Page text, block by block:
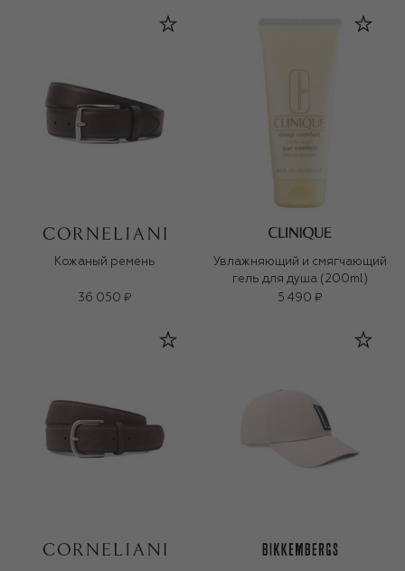
Кожаный ремень
36 050 ₽
Увлажняющий и смягчающий
гель для душа (200ml)
5 490 ₽